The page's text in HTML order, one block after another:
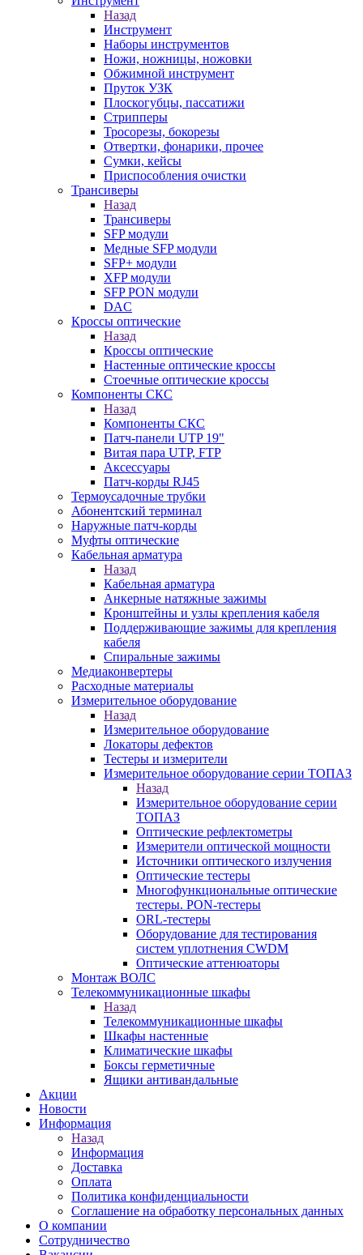
Назад
Инструмент
Наборы инструментов
Ножи, ножницы, ножовки
Обжимной инструмент
Пруток УЗК
Плоскогубцы, пассатижи
Стрипперы
Тросорезы, бокорезы
Отвертки, фонарики, прочее
Сумки, кейсы
Приспособления очистки
Трансиверы
Назад
Трансиверы
SFP модули
Медные SFP модули
SFP+ модули
XFP модули
SFP PON модули
DAC
Кроссы оптические
Назад
Кроссы оптические
Настенные оптические кроссы
Стоечные оптические кроссы
Компоненты СКС
Назад
Компоненты СКС
Патч-панели UTP 19"
Витая пара UTP, FTP
Аксессуары
Патч-корды RJ45
Термоусадочные трубки
Абонентский терминал
Наружные патч-корды
Муфты оптические
Кабельная арматура
Назад
Кабельная арматура
Анкерные натяжные зажимы
Кронштейны и узлы крепления кабеля
Поддерживающие зажимы для крепления
кабеля
Спиральные зажимы
Медиаконвертеры
Расходные материалы
Измерительное оборудование
Назад
Измерительное оборудование
Локаторы дефектов
Тестеры и измерители
Измерительное оборудование серии ТОПАЗ
Назад
Измерительное оборудование серии
ТОПАЗ
Оптические рефлектометры
Измерители оптической мощности
Источники оптического излучения
Оптические тестеры
Многофункциональные оптические
тестеры. PON-тестеры
ORL-тестеры
Оборудование для тестирования
систем уплотнения CWDM
Оптические аттенюаторы
Монтаж ВОЛС
Телекоммуникационные шкафы
Назад
Телекоммуникационные шкафы
Шкафы настенные
Климатические шкафы
Боксы герметичные
Ящики антивандальные
Акции
Новости
Информация
Назад
Информация
Доставка
Оплата
Политика конфиденциальности
Соглашение на обработку персональных данных
О компании
Сотрудничество